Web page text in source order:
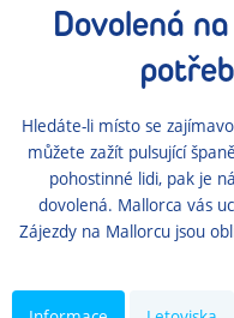
Dovolená
Hledáte-li místo se
můžete zažít pulsující
pohostinné lidi, pak je
dovolená. Mallorca vás
Zájezdy na Mallorcu jsou